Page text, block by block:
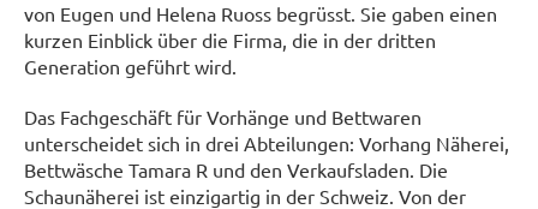
von Eugen und Helena Ruoss begrüsst. Sie gaben einen
kurzen Einblick über die Firma, die in der dritten
Generation geführt wird.
Das Fachgeschäft für Vorhänge und Bettwaren
unterscheidet sich in drei Abteilungen: Vorhang Näherei,
Bettwäsche Tamara R und den Verkaufsladen. Die
Schaunäherei ist einzigartig in der Schweiz. Von der